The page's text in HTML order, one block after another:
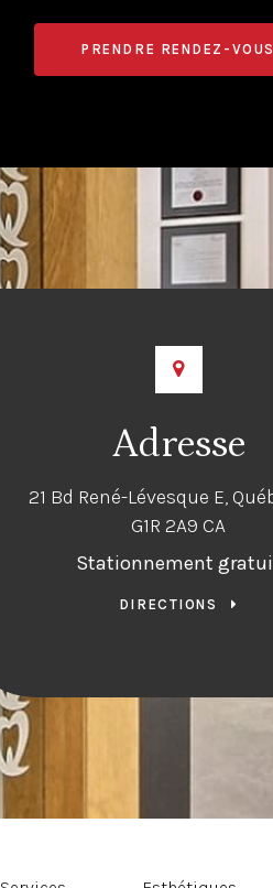
PRENDRE RENDEZ-VOUS
Adresse
21 Bd René-Lévesque E
G1R 2A9 CA
Stationnement
DIRECTIONS